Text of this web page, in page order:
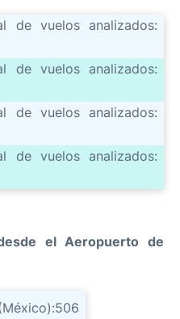
de vuelos analizados:
de vuelos analizados:
de vuelos analizados:
de vuelos analizados:
el Aeropuerto de
506